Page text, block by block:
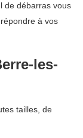
de débarras vous
à vos
les-
tailles, de